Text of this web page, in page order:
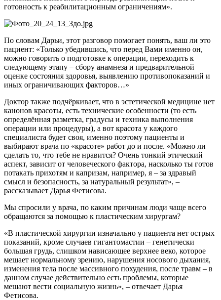
готовность к реабилитационным ограничениям».
По словам Дарьи, этот разговор помогает понять, ваш ли это
пациент: «Только убедившись, что перед Вами именно он,
можно говорить о подготовке к операции, переходить к
следующему этапу – сбору анамнеза и предварительной
оценке состояния здоровья, выявлению противопоказаний и
иных ограничивающих факторов…»
Доктор также подчёркивает, что в эстетической медицине нет
канонов красоты, есть технические особенности (то есть
определённая разметка, градусы и техника выполнения
операции или процедуры), а вот красота у каждого
специалиста будет своя, именно поэтому пациенты и
выбирают врача по «красоте» работ до и после. «Можно ли
сделать то, что тебе не нравится? Очень тонкий этический
аспект, зависит от человеческого фактора, насколько ты готов
потакать прихотям и капризам, например, я – за здравый
смысл и безопасность, за натуральный результат», –
рассказывает Дарья Фетисова.
Мы спросили у врача, по каким причинам люди чаще всего
обращаются за помощью к пластическим хирургам?
«В пластической хирургии изначально у пациента нет острых
показаний, кроме случаев гигантомастии – генетически
большая грудь, слишком нависающее верхнее веко, которое
мешает нормальному зрению, нарушения носового дыхания,
изменения тела после массивного похудения, после травм – в
данном случае действительно есть проблемы, которые
мешают вести социальную жизнь», – отвечает Дарья
Фетисова.